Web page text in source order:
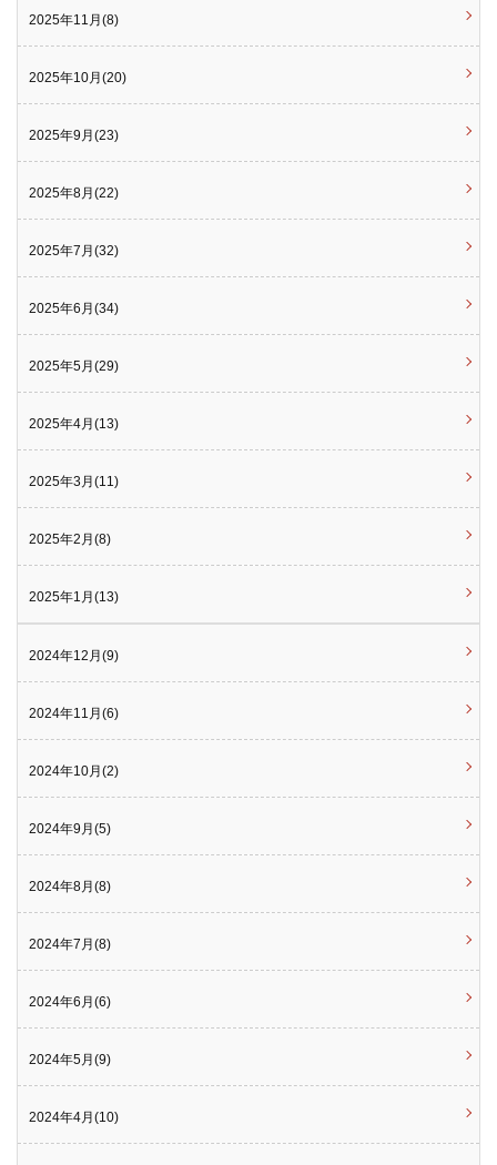
2025年11月(8)
2025年10月(20)
2025年9月(23)
2025年8月(22)
2025年7月(32)
2025年6月(34)
2025年5月(29)
2025年4月(13)
2025年3月(11)
2025年2月(8)
2025年1月(13)
2024年12月(9)
2024年11月(6)
2024年10月(2)
2024年9月(5)
2024年8月(8)
2024年7月(8)
2024年6月(6)
2024年5月(9)
2024年4月(10)